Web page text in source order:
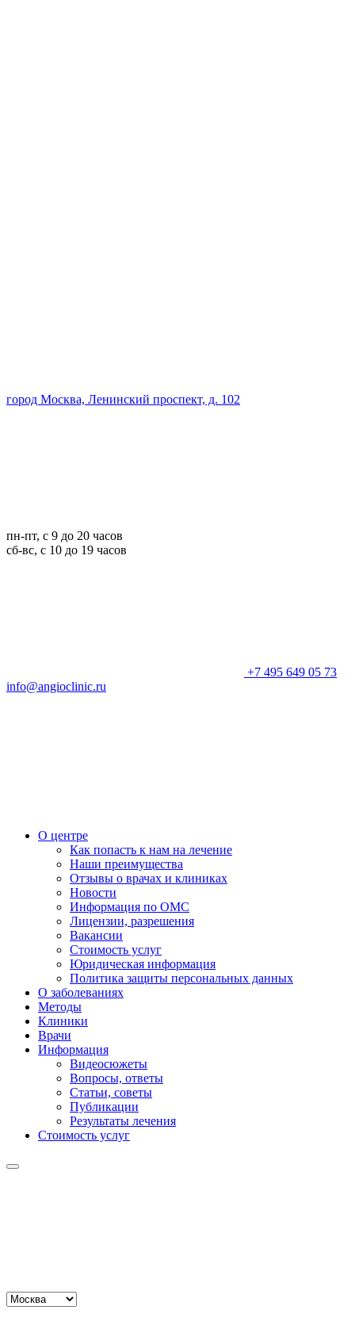
город Москва, Ленинский проспект, д. 102
пн-пт, с 9 до 20 часов
сб-вс, с 10 до 19 часов
+7 495 649 05 73
info@angioclinic.ru
О центре
Как попасть к нам на лечение
Наши преимущества
Отзывы о врачах и клиниках
Новости
Информация по ОМС
Лицензии, разрешения
Вакансии
Стоимость услуг
Юридическая информация
Политика защиты персональных данных
О заболеваниях
Методы
Клиники
Врачи
Информация
Видеосюжеты
Вопросы, ответы
Статьи, советы
Публикации
Результаты лечения
Стоимость услуг